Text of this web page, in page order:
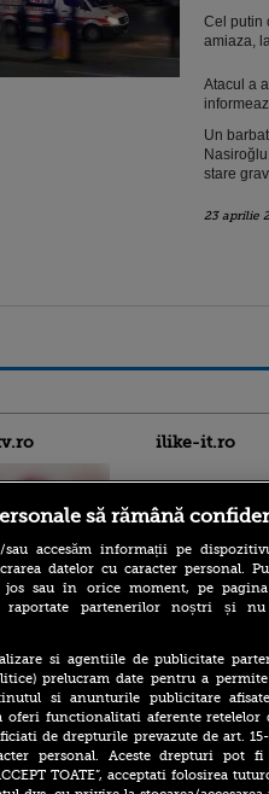
Cel putin
amiaza,
Atacul a
Un
stare
23 aprilie
Gianni
de la FIFA
Cernavodă:
cinci-șase
Reactorul 2,
cu barjele
ilike-it.ro
să rămână
accesăm informații pe
datelor cu caracter personal.
jos sau în orice moment, pe
raportate partenerilor noștri și
si agentiile de publicitate
prelucram date pentru a permite
si anunturile publicitare
oferi functionalitati aferente retelelor
de drepturile prevazute de art.
personal. Aceste drepturi pot
TOATE”, acceptati folosirea